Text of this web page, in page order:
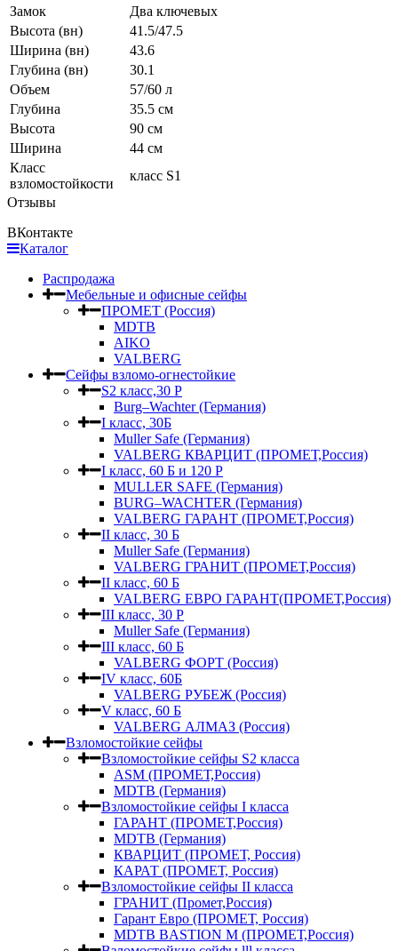
Замок
Два ключевых
Высота (вн)
41.5/47.5
Ширина (вн)
43.6
Глубина (вн)
30.1
Объем
57/60 л
Глубина
35.5 см
Высота
90 см
Ширина
44 см
Класс
взломостойкости
класс S1
Отзывы
ВКонтакте
Каталог
Распродажа
Мебельные и офисные сейфы
ПРОМЕТ (Россия)
MDTB
AIKO
VALBERG
Сейфы взломо-огнестойкие
S2 класс,30 Р
Burg–Wachter (Германия)
I класс, 30Б
Muller Safe (Германия)
VALBERG КВАРЦИТ (ПРОМЕТ,Россия)
I класс, 60 Б и 120 Р
MULLER SAFE (Германия)
BURG–WACHTER (Германия)
VALBERG ГАРАНТ (ПРОМЕТ,Россия)
II класс, 30 Б
Muller Safe (Германия)
VALBERG ГРАНИТ (ПРОМЕТ,Россия)
II класс, 60 Б
VALBERG ЕВРО ГАРАНТ(ПРОМЕТ,Россия)
III класс, 30 Р
Muller Safe (Германия)
III класс, 60 Б
VALBERG ФОРТ (Россия)
IV класс, 60Б
VALBERG РУБЕЖ (Россия)
V класс, 60 Б
VALBERG АЛМАЗ (Россия)
Взломостойкие сейфы
Взломостойкие сейфы S2 класса
ASM (ПРОМЕТ,Россия)
MDTB (Германия)
Взломостойкие сейфы I класса
ГАРАНТ (ПРОМЕТ,Россия)
MDTB (Германия)
КВАРЦИТ (ПРОМЕТ, Россия)
КАРАТ (ПРОМЕТ, Россия)
Взломостойкие сейфы II класса
ГРАНИТ (Промет,Россия)
Гарант Евро (ПРОМЕТ, Россия)
MDTB BASTION M (ПРОМЕТ,Россия)